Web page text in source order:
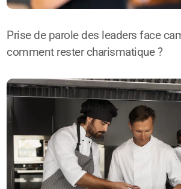
Prise de parole des leaders face
comment rester charismatique ?